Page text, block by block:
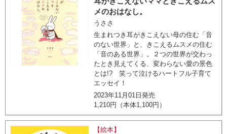
メのおはなし。
うささ
生まれつき耳がきこえない母の住む「音
のない世界」と、きこえるムスメの住む
「音のある世界」。２つの世界が交わっ
たとき見えてくる、変わらない愛の景色
とは!? 笑って泣けるハートフル子育て
エッセイ！
2023年11月01日発売
1,210円（本体1,100円）
【絵本】